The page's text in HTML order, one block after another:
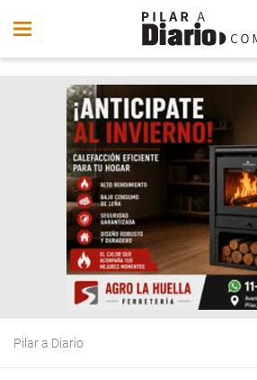
Pilar a Diario